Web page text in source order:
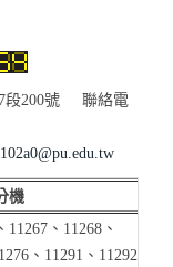
7段200號 聯絡電
機
11267、11268、
、11291、 11292